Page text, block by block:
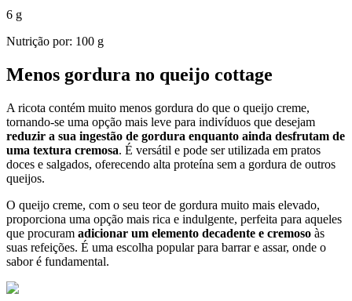
6 g
Nutrição por: 100 g
Menos gordura no queijo cottage
A ricota contém muito menos gordura do que o queijo creme,
tornando-se uma opção mais leve para indivíduos que desejam
reduzir a sua ingestão de gordura enquanto ainda desfrutam de
uma textura cremosa. É versátil e pode ser utilizada em pratos
doces e salgados, oferecendo alta proteína sem a gordura de outros
queijos.
O queijo creme, com o seu teor de gordura muito mais elevado,
proporciona uma opção mais rica e indulgente, perfeita para aqueles
que procuram adicionar um elemento decadente e cremoso às
suas refeições. É uma escolha popular para barrar e assar, onde o
sabor é fundamental.